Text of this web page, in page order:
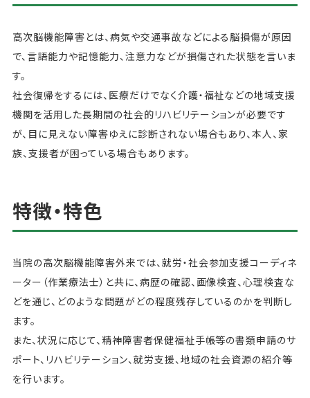
高次脳機能障害とは、病気や交通事故などによる脳損傷が原因
で、言語能力や記憶能力、注意力などが損傷された状態を言いま
す。
社会復帰をするには、医療だけでなく介護・福祉などの地域支援
機関を活用した長期間の社会的リハビリテーションが必要です
が、目に見えない障害ゆえに診断されない場合もあり、本人、家
族、支援者が困っている場合もあります。
特徴・特色
当院の高次脳機能障害外来では、就労・社会参加支援コーディネ
ーター（作業療法士）と共に、病歴の確認、画像検査、心理検査な
どを通じ、どのような問題がどの程度残存しているのかを判断し
ます。
また、状況に応じて、精神障害者保健福祉手帳等の書類申請のサ
ポート、リハビリテーション、就労支援、地域の社会資源の紹介等
を行います。